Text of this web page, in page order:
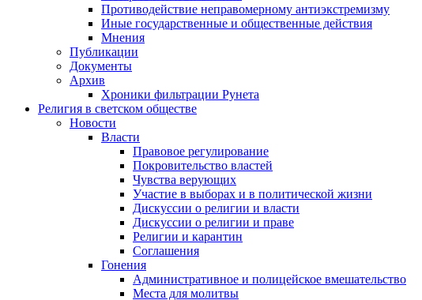
Противодействие неправомерному антиэкстремизму
Иные государственные и общественные действия
Мнения
Публикации
Документы
Архив
Хроники фильтрации Рунета
Религия в светском обществе
Новости
Власти
Правовое регулирование
Покровительство властей
Чувства верующих
Участие в выборах и в политической жизни
Дискуссии о религии и власти
Дискуссии о религии и праве
Религии и карантин
Соглашения
Гонения
Административное и полицейское вмешательство
Места для молитвы